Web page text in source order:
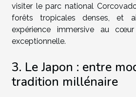
visiter le parc national
forêts tropicales denses, et
expérience immersive au cœur
exceptionnelle.
3. Le Japon : entre
tradition millénaire